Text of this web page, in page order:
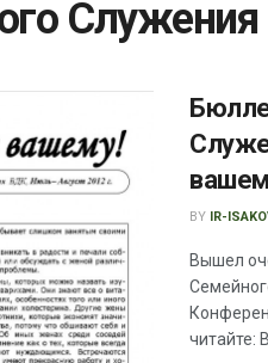
Служения
BY IR-
Вышел
читайте: